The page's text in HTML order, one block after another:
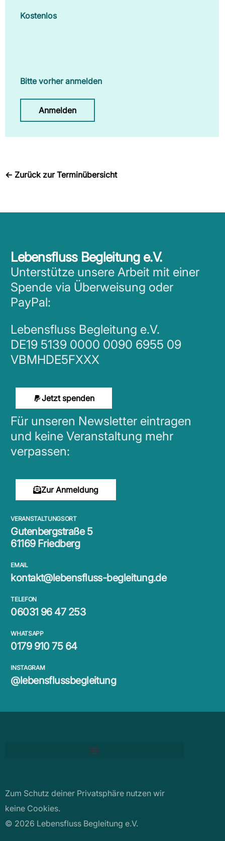
Kostenlos
Bitte vorher anmelden
Anmelden
← Zurück zur Terminübersicht
Lebensfluss Begleitung e.V.
Unterstütze unsere Arbeit mit einer
Spende via Überweisung oder
PayPal:
Lebensfluss Begleitung e.V.
DE19 5139 0000 0090 6955 09
VBMHDE5FXXX
Jetzt spenden
Für unseren Newsletter eintragen
und keine Veranstaltung mehr
verpassen:
Zur Anmeldung
VERANSTALTUNGSORT
Gutenbergstraße 5
61169 Friedberg
EMAIL
kontakt@lebensfluss-begleitung.de
TELEFON
06031 96 47 253
WHATSAPP
0179 910 75 64
INSTAGRAM
@lebensflussbegleitung
Zum Schutz deiner Privatsphäre nutzen wir
keine Cookies.
© 2026 Lebensfluss Begleitung e.V.